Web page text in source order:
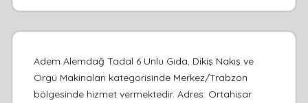
Adem Alemdağ Tadal 6 Unlu Gıda, Dikiş Nakış ve
Örgü Makinaları kategorisinde Merkez/Trabzon
bölgesinde hizmet vermektedir. Adres: Ortahisar